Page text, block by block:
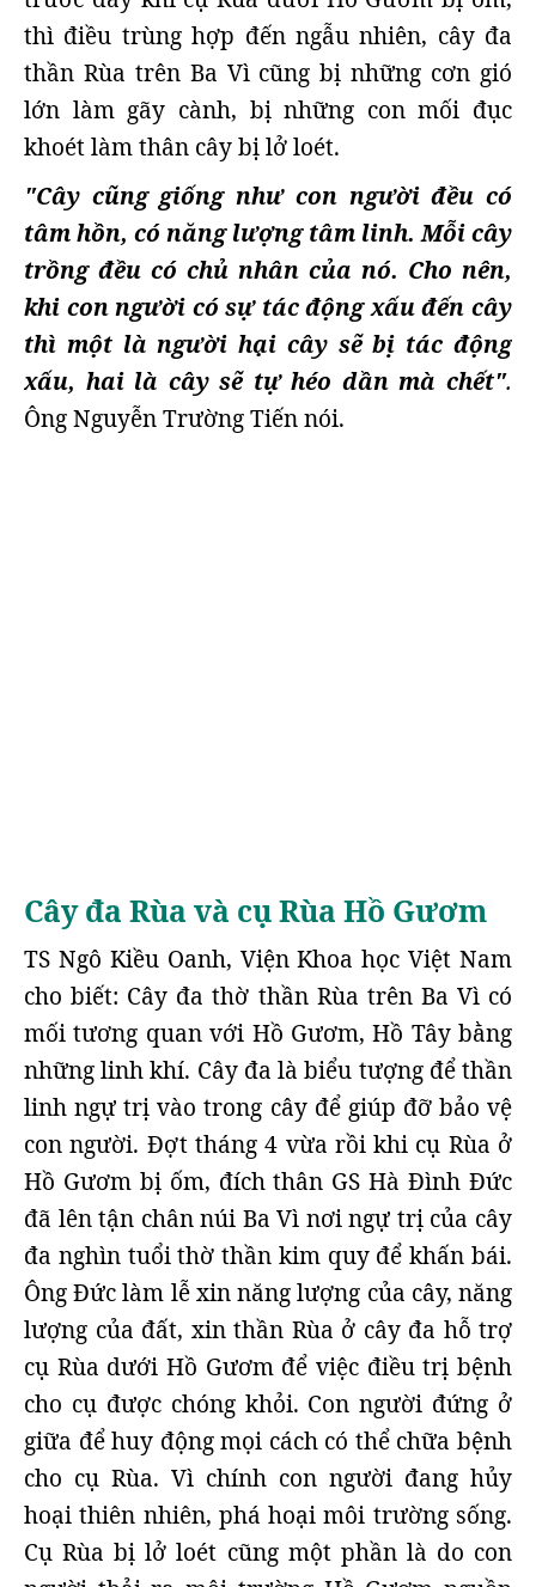
thì điều trùng hợp đến ngẫu nhiên, cây đa
thần Rùa trên Ba Vì cũng bị những cơn gió
lớn làm gãy cành, bị những con mối đục
khoét làm thân cây bị lở loét.
"Cây cũng giống như con người đều có
tâm hồn, có năng lượng tâm linh. Mỗi cây
trồng đều có chủ nhân của nó. Cho nên,
khi con người có sự tác động xấu đến cây
thì một là người hại cây sẽ bị tác động
xấu, hai là cây sẽ tự héo dần mà chết".
Ông Nguyễn Trường Tiến nói.
Cây đa Rùa và cụ Rùa Hồ Gươm
TS Ngô Kiều Oanh, Viện Khoa học Việt Nam
cho biết: Cây đa thờ thần Rùa trên Ba Vì có
mối tương quan với Hồ Gươm, Hồ Tây bằng
những linh khí. Cây đa là biểu tượng để thần
linh ngự trị vào trong cây để giúp đỡ bảo vệ
con người. Đợt tháng 4 vừa rồi khi cụ Rùa ở
Hồ Gươm bị ốm, đích thân GS Hà Đình Đức
đã lên tận chân núi Ba Vì nơi ngự trị của cây
đa nghìn tuổi thờ thần kim quy để khấn bái.
Ông Đức làm lễ xin năng lượng của cây, năng
lượng của đất, xin thần Rùa ở cây đa hỗ trợ
cụ Rùa dưới Hồ Gươm để việc điều trị bệnh
cho cụ được chóng khỏi. Con người đứng ở
giữa để huy động mọi cách có thể chữa bệnh
cho cụ Rùa. Vì chính con người đang hủy
hoại thiên nhiên, phá hoại môi trường sống.
Cụ Rùa bị lở loét cũng một phần là do con